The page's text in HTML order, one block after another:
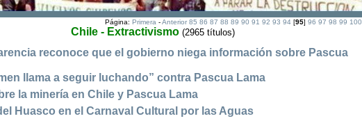
Página: Primera-Anterior 85 86 87 88 89 90 91 92 93 94[95] 96 97 98 99 100
Chile - Extractivismo (2965 títulos)
reconoce que el gobierno niega información sobre Pascua
llama a seguir luchando” contra Pascua Lama
la minería en Chile y Pascua Lama
Huasco en el Carnaval Cultural por las Aguas